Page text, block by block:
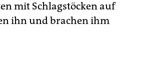
mit Schlagstöcken auf
ihn und brachen ihm